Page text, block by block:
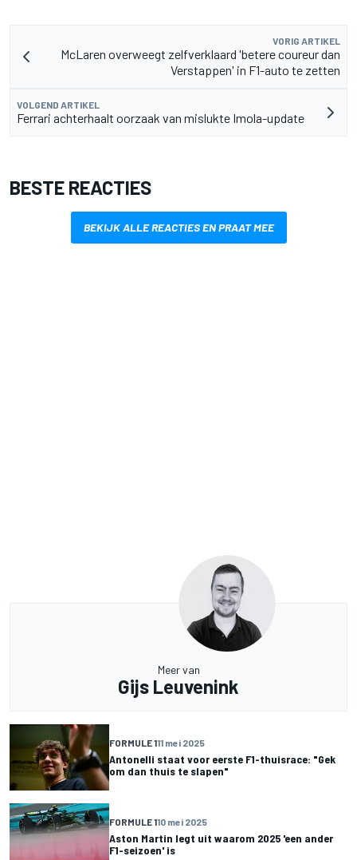
VORIG ARTIKEL
McLaren overweegt zelfverklaard 'betere coureur dan
Verstappen' in F1-auto te zetten
VOLGEND ARTIKEL
Ferrari achterhaalt oorzaak van mislukte Imola-update
BESTE REACTIES
BEKIJK ALLE REACTIES EN PRAAT MEE
Meer van
Gijs Leuvenink
FORMULE 111 mei 2025
Antonelli staat voor eerste F1-thuisrace: "Gek
om dan thuis te slapen"
FORMULE 110 mei 2025
Aston Martin legt uit waarom 2025 'een ander
F1-seizoen' is